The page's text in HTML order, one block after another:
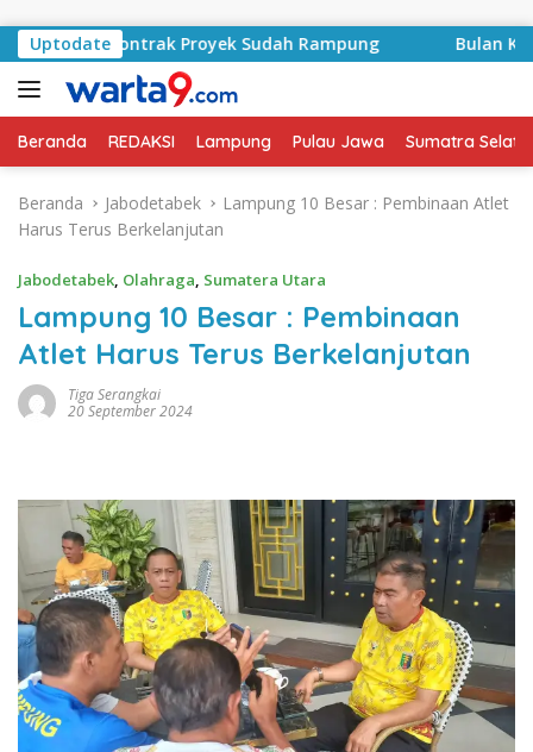
Uptodate
Kontrak Proyek Sudah Rampung Bulan
Beranda REDAKSI Lampung Pulau Jawa Sumatra
Beranda Jabodetabek
Lampung 10 Besar : Pembinaan Atlet
Harus Terus Berkelanjutan
Jabodetabek, Olahraga, Sumatera Utara
Lampung 10 Besar : Pembinaan
Atlet Harus Terus Berkelanjutan
Tiga Serangkai
20 September 2024